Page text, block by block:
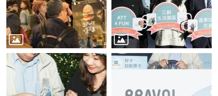
上
服
務
公
司